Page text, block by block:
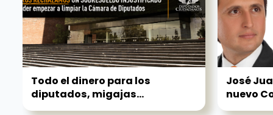
Todo el dinero para los
diputados, migajas...
José
nuevo